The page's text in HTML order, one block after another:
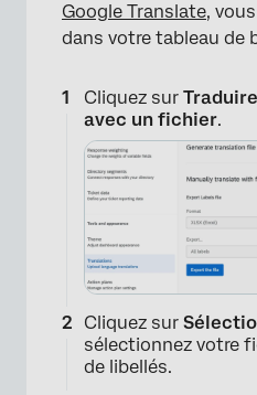
Google Translate,
dans votre tableau de
Cliquez sur
avec un fichier.
Cliquez sur
sélectionnez votre
de libellés.